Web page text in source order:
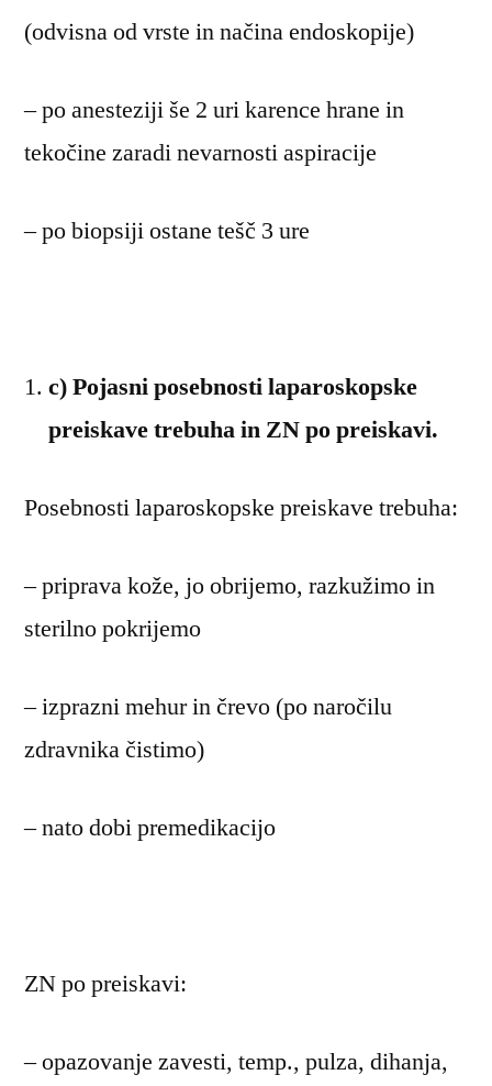
(odvisna od vrste in načina endoskopije)
– po anesteziji še 2 uri karence hrane in
tekočine zaradi nevarnosti aspiracije
– po biopsiji ostane tešč 3 ure
c) Pojasni posebnosti laparoskopske
preiskave trebuha in ZN po preiskavi.
Posebnosti laparoskopske preiskave trebuha:
– priprava kože, jo obrijemo, razkužimo in
sterilno pokrijemo
– izprazni mehur in črevo (po naročilu
zdravnika čistimo)
– nato dobi premedikacijo
ZN po preiskavi:
– opazovanje zavesti, temp., pulza, dihanja,